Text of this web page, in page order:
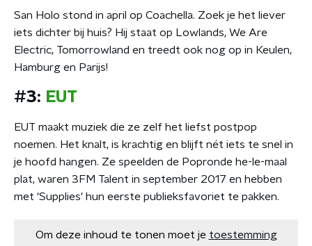
San Holo stond in april op Coachella. Zoek je het liever
iets dichter bij huis? Hij staat op Lowlands, We Are
Electric, Tomorrowland en treedt ook nog op in Keulen,
Hamburg en Parijs!
#3: EUT
EUT maakt muziek die ze zelf het liefst postpop
noemen. Het knalt, is krachtig en blijft nét iets te snel in
je hoofd hangen. Ze speelden de Popronde he-le-maal
plat, waren 3FM Talent in september 2017 en hebben
met 'Supplies' hun eerste publieksfavoriet te pakken.
Om deze inhoud te tonen moet je toestemming